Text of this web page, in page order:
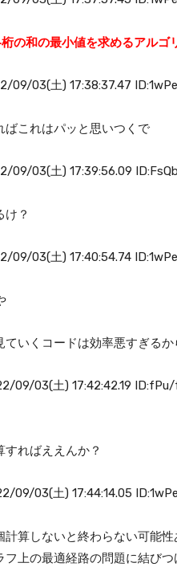
の和の最小値を求めるアルゴ
09/03(土) 17:38:37.47
ばこれはパッと思いつくで
09/03(土) 17:39:56.09
け？
09/03(土) 17:40:54.74
ていくコードは効率悪すぎる
09/03(土) 17:42:42.19
ればええんか？
09/03(土) 17:44:14.05
計算しないと終わらない可能性
フ上の最適経路の問題に結び